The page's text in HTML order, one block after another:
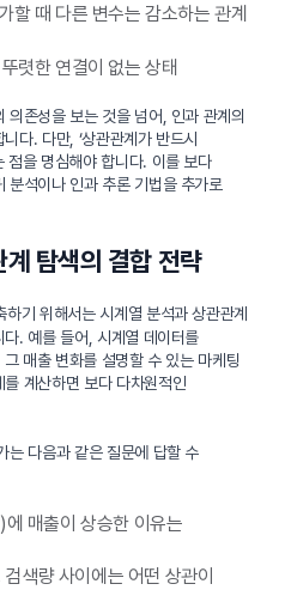
할 때 다른 변수는 감소하는 관계
렷한 연결이 없는 상태
의존성을 보는 것을 넘어, 인과 관계의
다. 다만, ‘상관관계가 반드시
점을 명심해야 합니다. 이를 보다
분석이나 인과 추론 기법을 추가로
탐색의 결합 전략
하기 위해서는 시계열 분석과 상관관계
. 예를 들어, 시계열 데이터를
매출 변화를 설명할 수 있는 마케팅
계산하면 보다 다차원적인
는 다음과 같은 질문에 답할 수
매출이 상승한 이유는
색량 사이에는 어떤 상관이